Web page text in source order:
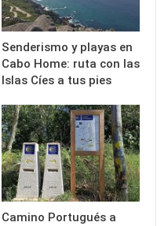
Senderismo y playas en
Cabo Home: ruta con las
Islas Cíes a tus pies
Camino Portugués a